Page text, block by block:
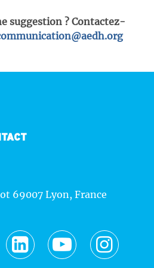
suggestion ? Contactez-
69007 Lyon, France